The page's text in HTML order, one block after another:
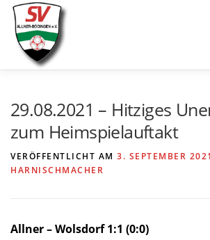
Zum
Inhalt
springen
29.08.2021 – Hitziges
zum Heimspielauftakt
VERÖFFENTLICHT AM 3. SEPTEMBER 2021
HARNISCHMACHER
Allner – Wolsdorf 1:1 (0:0)